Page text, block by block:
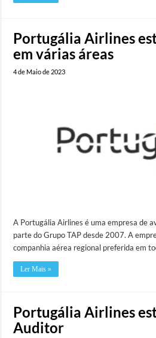
Portugália Airlines
em várias áreas
4 de Maio de 2023
A Portugália Airlines é uma empresa de
parte do Grupo TAP desde 2007. A
companhia aérea regional preferida em
Ler Mais »
Portugália Airlines
Auditor